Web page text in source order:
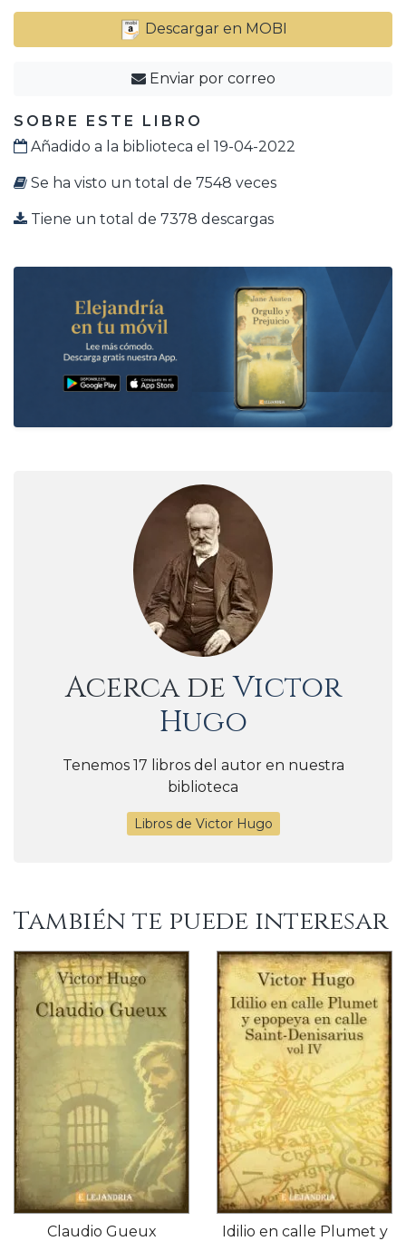
Descargar en MOBI
Enviar por correo
SOBRE ESTE LIBRO
Añadido a la biblioteca el 19-04-2022
Se ha visto un total de 7548 veces
Tiene un total de 7378 descargas
Acerca deVictor
Hugo
Tenemos 17 libros del autor en nuestra
biblioteca
Libros de Victor Hugo
También te puede interesar
Claudio Gueux
Idilio en calle Plumet y